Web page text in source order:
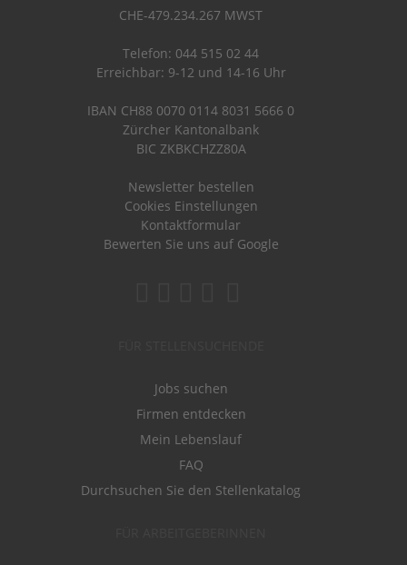
CHE-479.234.267 MWST
Telefon: 044 515 02 44
Erreichbar: 9-12 und 14-16 Uhr
IBAN CH88 0070 0114 8031 5666 0
Zürcher Kantonalbank
BIC ZKBKCHZZ80A
Newsletter bestellen
Cookies Einstellungen
Kontaktformular
Bewerten Sie uns auf Google
Jobs suchen
Firmen entdecken
Mein Lebenslauf
FAQ
Durchsuchen Sie den Stellenkatalog